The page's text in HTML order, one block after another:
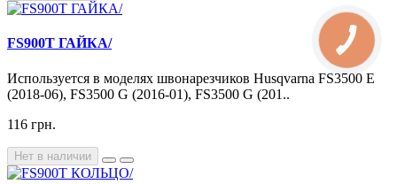
FS900T ГАЙКА/
Используется в моделях швонарезчиков Husqvarna FS3500 E
(2018-06), FS3500 G (2016-01), FS3500 G (201..
116 грн.
Нет в наличии